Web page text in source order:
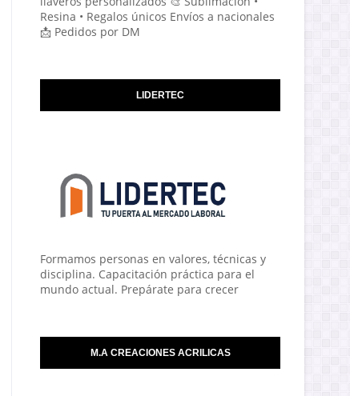
Resina • Regalos únicos Envíos a nacionales
📩 Pedidos por DM
LIDERTEC
Formamos personas en valores, técnicas y
disciplina. Capacitación práctica para el
mundo actual. Prepárate para crecer
M.A CREACIONES ACRILICAS